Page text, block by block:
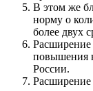
В этом же
норму о
более двух
Расширение
повышения
России.